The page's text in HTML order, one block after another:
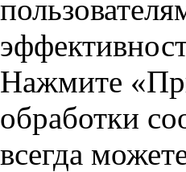
Нажмите
обработки
всегда